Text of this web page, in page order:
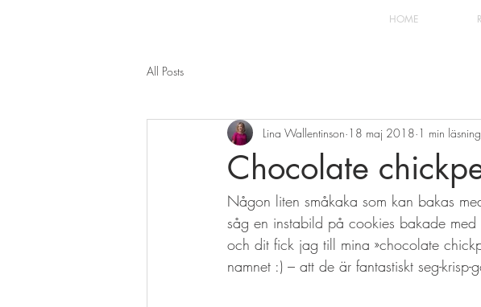
HOME
All Posts
Chocolate
Lina Wallentinson 18 maj 2018 1 min läsning
Någon liten småkaka som kan bakas
såg en instabild på cookies bakade
och dit fick jag till mina »chocolate
namnet :) – att de är fantastiskt seg-